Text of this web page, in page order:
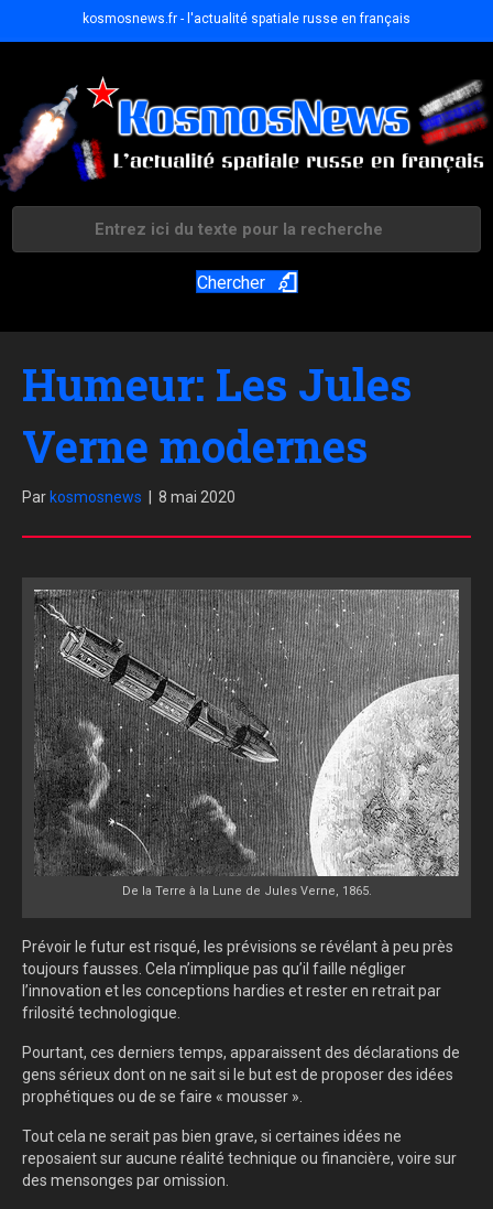
kosmosnews.fr - l'actualité spatiale russe en français
Chercher
Humeur: Les Jules
Verne modernes
Par kosmosnews 8 mai 2020
De la Terre à la Lune de Jules Verne, 1865.
Prévoir le futur est risqué, les prévisions se révélant à peu près
toujours fausses. Cela n’implique pas qu’il faille négliger
l’innovation et les conceptions hardies et rester en retrait par
frilosité technologique.
Pourtant, ces derniers temps, apparaissent des déclarations de
gens sérieux dont on ne sait si le but est de proposer des idées
prophétiques ou de se faire « mousser ».
Tout cela ne serait pas bien grave, si certaines idées ne
reposaient sur aucune réalité technique ou financière, voire sur
des mensonges par omission.